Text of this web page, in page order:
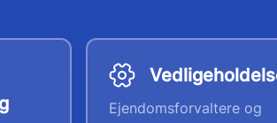
Ejendomsforvaltere og